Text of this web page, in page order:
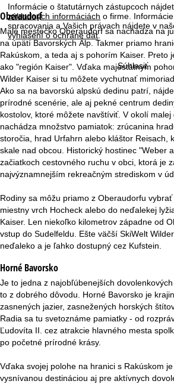
Informácie o štatutárnych zástupcoch
základných informáciách o firme.
spracovania a Vašich právach nájdete v
vyhlásení o ochrane dát.
Súhlasiť
n
á
s
t
r
á
n
a
Oberaudorf
Malé mestečko Oberaudorf sa nachádza na
na úpätí Bavorských Álp. Takmer priamo
Rakúskom, a teda aj s pohorím Kaiser. Preto
ako "región Kaiser". Vďaka majestátnym
Wilder Kaiser si tu môžete vychutnať
Ako sa na bavorskú alpskú dedinu patrí,
prírodné scenérie, ale aj pekné centrum
kostolov, ktoré môžete navštíviť. V okolí
nachádza množstvo pamiatok: zrúcanina
storočia, hrad Urfahrn alebo kláštor Reisach,
skale nad obcou. Historický hostinec "Weber
začiatkoch cestovného ruchu v obci, ktorá je
najvýznamnejším rekreačným strediskom v
Rodiny sa môžu priamo z Oberaudorfu
miestny vrch Hocheck alebo do neďalekej
Kaiser. Len niekoľko kilometrov západne od
vstup do Sudelfeldu. Ešte väčší SkiWelt
neďaleko a je ľahko dostupný cez Kufstein.
Horné Bavorsko
Je to jedna z najobľúbenejších
to z dobrého dôvodu. Horné Bavorsko je
zasnených jazier, zasnežených horských
Radia sa tu svetoznáme pamiatky - od
Ľudovíta II. cez atrakcie hlavného mesta
po početné prírodné krásy.
Vďaka svojej polohe na hranici s Rakúskom
vysnívanou destináciou aj pre aktívnych